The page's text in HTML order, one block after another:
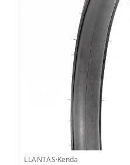
LLANTAS·Kenda